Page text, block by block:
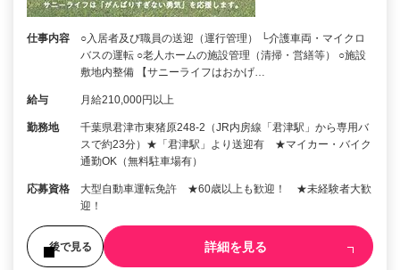
仕事内容
○入居者及び職員の送迎（運行管理） └介護車両・マイクロ
バスの運転 ○老人ホームの施設管理（清掃・営繕等） ○施設
敷地内整備 【サニーライフはおかげ…
給与 月給210,000円以上
勤務地
千葉県君津市東猪原248-2（JR内房線「君津駅」から専用バ
スで約23分）★「君津駅」より送迎有 ★マイカー・バイク
通勤OK（無料駐車場有）
応募資格
大型自動車運転免許 ★60歳以上も歓迎！ ★未経験者大歓
迎！
後で見る 詳細を見る